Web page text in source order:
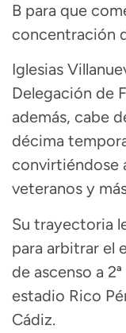
B para que
concentración
Iglesias
Delegación de
además, cabe
décima
convirtiéndose
veteranos y
Su trayectoria
para arbitrar el
de ascenso a
estadio Rico
Cádiz.